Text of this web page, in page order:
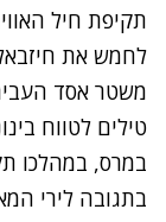
תקיפת חיל
לחמש את
משטר אסד
במרס, במהלכו
בתגובה לירי